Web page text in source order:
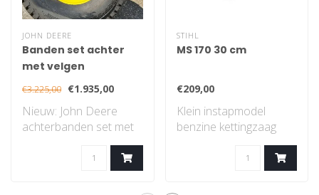
JOHN DEERE
Banden set achter
met velgen
€3.225,00 €1.935,00
Nieuw: John Deere
achterbanden set met
velgen, gazon profiel..
STIHL
MS 170 30 cm
€209,00
Klein instapmodel
benzine kettingzaag
met STIHL 2-MIX-